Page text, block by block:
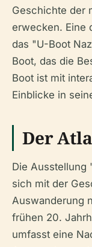
Geschichte der
erwecken. Eine
das "U-Boot
Boot, das die
Boot ist mit
Einblicke in
Der
Die Ausstellung
sich mit der
Auswanderung
frühen 20.
umfasst eine